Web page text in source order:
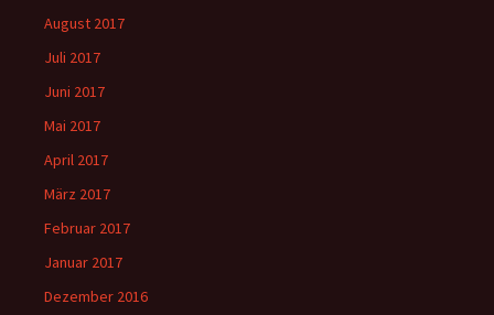
August 2017
Juli 2017
Juni 2017
Mai 2017
April 2017
März 2017
Februar 2017
Januar 2017
Dezember 2016